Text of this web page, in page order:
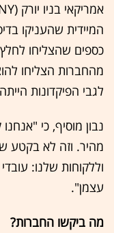
המיידית שהעניקו
כספים שהצליחו
מהחברות הצליחו
לגבי הפיקדונות
נבון מוסיף, כי
מהיר. וזה לא בקטע
וללקוחות שלנו:
עצמן".
מה ביקשו החברות?